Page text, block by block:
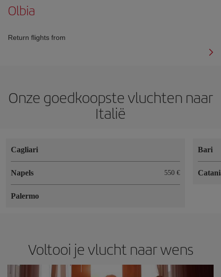
Olbia
Return flights from
Onze goedkoopste vluchten naar
Italië
Cagliari
Napels 550 €
Palermo
Bari
Voltooi je vlucht naar wens